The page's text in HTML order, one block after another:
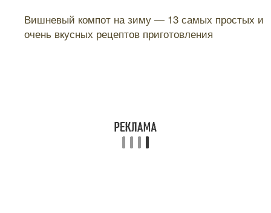
Вишневый компот на зиму — 13 самых простых и
очень вкусных рецептов приготовления